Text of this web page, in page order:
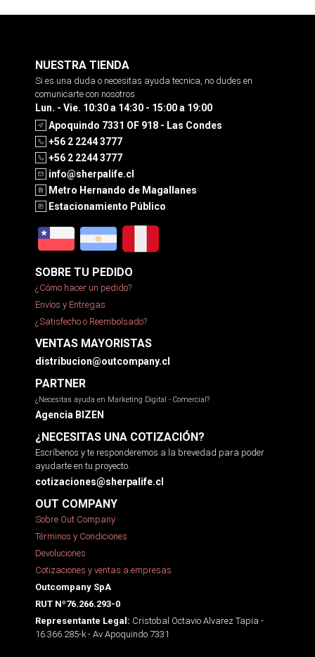
NUESTRA TIENDA
Si es una duda o necesitas ayuda tecnica, no dudes en
comunicarte con nosotros
Lun. - Vie. 10:30 a 14:30 - 15:00 a 19:00
Apoquindo 7331 OF 918 - Las Condes
+56 2 2244 3777
+56 2 2244 3777
info@sherpalife.cl
Metro Hernando de Magallanes
Estacionamiento Público
SOBRE TU PEDIDO
¿Cómo hacer un pedido?
Envíos y Entregas
¿Satisfecho o Reembolsado?
VENTAS MAYORISTAS
distribucion@outcompany.cl
PARTNER
¿Necesitas ayuda en Marketing Digital - Comercial?
Agencia BIZEN
¿NECESITAS UNA COTIZACIÓN?
Escríbenos y te responderemos a la brevedad para poder
ayudarte en tu proyecto.
cotizaciones@sherpalife.cl
OUT COMPANY
Sobre Out Company
Términos y Condiciones
Devoluciones
Cotizaciones y ventas a empresas
Outcompany SpA
RUT Nº76.266.293-0
Representante Legal: Cristobal Octavio Alvarez Tapia -
16.366.285-k - Av Apoquindo 7331